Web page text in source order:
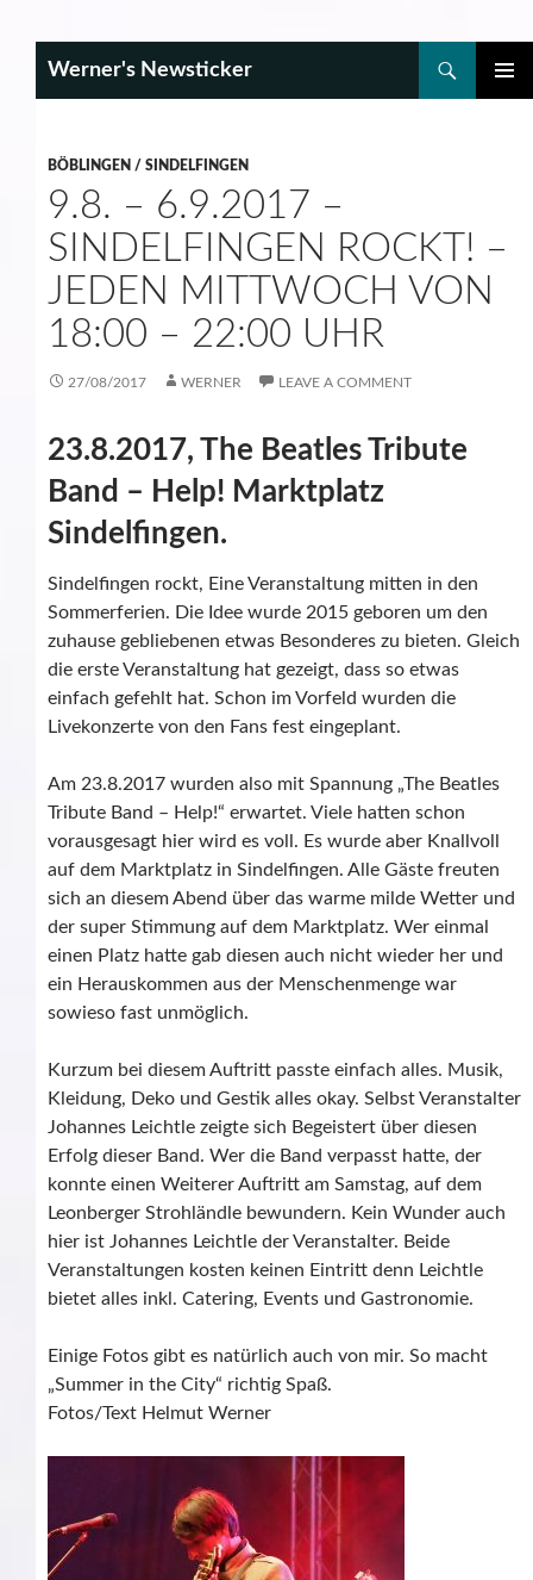
Werner's Newsticker
BÖBLINGEN / SINDELFINGEN
9.8. – 6.9.2017 –
SINDELFINGEN ROCKT! –
JEDEN MITTWOCH VON
18:00 – 22:00 UHR
27/08/2017 WERNER LEAVE A COMMENT
23.8.2017, The Beatles Tribute
Band – Help! Marktplatz
Sindelfingen.
Sindelfingen rockt, Eine Veranstaltung mitten in den
Sommerferien. Die Idee wurde 2015 geboren um den
zuhause gebliebenen etwas Besonderes zu bieten. Gleich
die erste Veranstaltung hat gezeigt, dass so etwas
einfach gefehlt hat. Schon im Vorfeld wurden die
Livekonzerte von den Fans fest eingeplant.
Am 23.8.2017 wurden also mit Spannung „The Beatles
Tribute Band – Help!“ erwartet. Viele hatten schon
vorausgesagt hier wird es voll. Es wurde aber Knallvoll
auf dem Marktplatz in Sindelfingen. Alle Gäste freuten
sich an diesem Abend über das warme milde Wetter und
der super Stimmung auf dem Marktplatz. Wer einmal
einen Platz hatte gab diesen auch nicht wieder her und
ein Herauskommen aus der Menschenmenge war
sowieso fast unmöglich.
Kurzum bei diesem Auftritt passte einfach alles. Musik,
Kleidung, Deko und Gestik alles okay. Selbst Veranstalter
Johannes Leichtle zeigte sich Begeistert über diesen
Erfolg dieser Band. Wer die Band verpasst hatte, der
konnte einen Weiterer Auftritt am Samstag, auf dem
Leonberger Strohländle bewundern. Kein Wunder auch
hier ist Johannes Leichtle der Veranstalter. Beide
Veranstaltungen kosten keinen Eintritt denn Leichtle
bietet alles inkl. Catering, Events und Gastronomie.
Einige Fotos gibt es natürlich auch von mir. So macht
„Summer in the City“ richtig Spaß.
Fotos/Text Helmut Werner